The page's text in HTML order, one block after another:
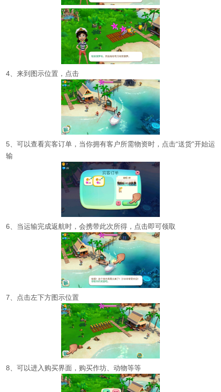
4、来到图示位置，点击
5、可以查看宾客订单，当你拥有客户所需物资时，点击“送货”开始运
输
6、当运输完成返航时，会携带此次所得，点击即可领取
7、点击左下方图示位置
8、可以进入购买界面，购买作坊、动物等等